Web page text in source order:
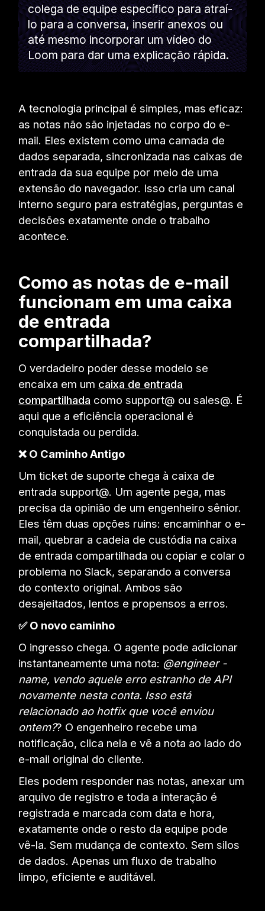
colega de equipe específico para atraí-
lo para a conversa, inserir anexos ou
até mesmo incorporar um vídeo do
Loom para dar uma explicação rápida.
A tecnologia principal é simples, mas eficaz:
as notas não são injetadas no corpo do e-
mail. Eles existem como uma camada de
dados separada, sincronizada nas caixas de
entrada da sua equipe por meio de uma
extensão do navegador. Isso cria um canal
interno seguro para estratégias, perguntas e
decisões exatamente onde o trabalho
acontece.
Como as notas de e-mail
funcionam em uma caixa
de entrada
compartilhada?
O verdadeiro poder desse modelo se
encaixa em um caixa de entrada
compartilhada como support@ ou sales@. É
aqui que a eficiência operacional é
conquistada ou perdida.
❌ O Caminho Antigo
Um ticket de suporte chega à caixa de
entrada support@. Um agente pega, mas
precisa da opinião de um engenheiro sênior.
Eles têm duas opções ruins: encaminhar o e-
mail, quebrar a cadeia de custódia na caixa
de entrada compartilhada ou copiar e colar o
problema no Slack, separando a conversa
do contexto original. Ambos são
desajeitados, lentos e propensos a erros.
✅ O novo caminho
O ingresso chega. O agente pode adicionar
instantaneamente uma nota: @engineer -
name, vendo aquele erro estranho de API
novamente nesta conta. Isso está
relacionado ao hotfix que você enviou
ontem?? O engenheiro recebe uma
notificação, clica nela e vê a nota ao lado do
e-mail original do cliente.
Eles podem responder nas notas, anexar um
arquivo de registro e toda a interação é
registrada e marcada com data e hora,
exatamente onde o resto da equipe pode
vê-la. Sem mudança de contexto. Sem silos
de dados. Apenas um fluxo de trabalho
limpo, eficiente e auditável.